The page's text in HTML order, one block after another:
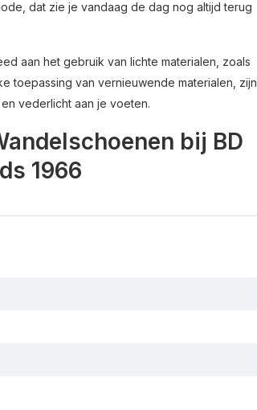
dat zie je vandaag de dag nog altijd terug
aan het gebruik van lichte materialen, zoals
toepassing van vernieuwende materialen, zijn
vederlicht aan je voeten.
bij BD
1966